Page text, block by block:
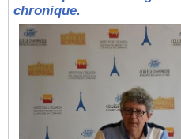
chronique.